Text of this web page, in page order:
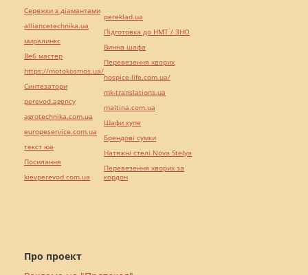
Про проект
Сережки з діамантами
alliancetechnika.ua
миралинкс
Веб мастер
https://motokosmos.ua/
Синтезатори
perevod.agency
agrotechnika.com.ua
europeservice.com.ua
текст юа
Посилання
kievperevod.com.ua
pereklad.ua
Підготовка до НМТ / ЗНО
Винна шафа
Перевезення хворих
hospice-life.com.ua/
mk-translations.ua
maltina.com.ua
Шафи купе
Брендові сумки
Натяжні стелі Nova Stelya
Перевезення хворих за
кордон